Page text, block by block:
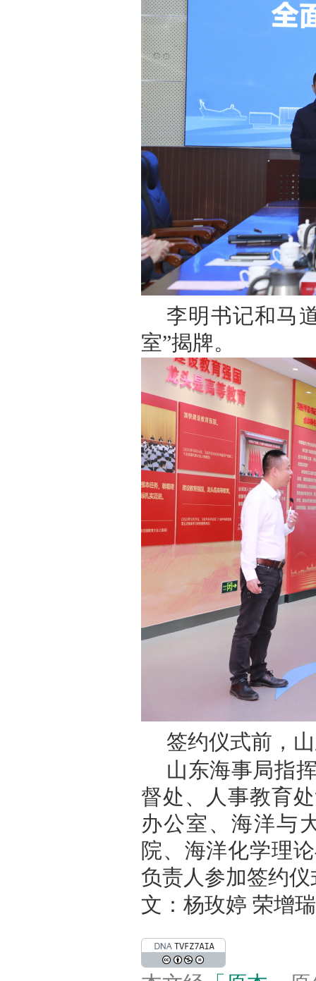
李明书记和马
室”揭牌。
签约仪式前，
山东海事局指
督处、人事教育
办公室、海洋与
院、海洋化学理
负责人参加签约仪
文：杨玫婷 荣增